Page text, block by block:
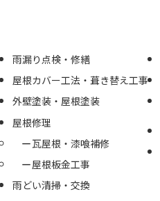
雨漏り点検・修繕
屋根カバー工法・葺き替え工事
外壁塗装・屋根塗装
屋根修理
瓦屋根・漆喰補修
屋根板金工事
雨どい清掃・交換